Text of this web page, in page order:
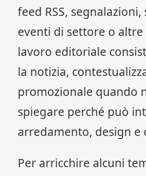
feed RSS,
eventi di settore o
lavoro editoriale
la notizia,
promozionale quando
spiegare perché può
arredamento, design e
Per arricchire alcuni